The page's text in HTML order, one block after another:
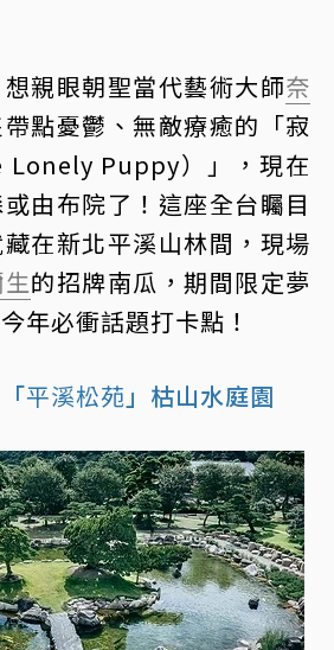
親眼朝聖當代藝術大師奈
點憂鬱、無敵療癒的「寂
Lonely Puppy）」，現在
由布院了！這座全台矚目
在新北平溪山林間，現場
的招牌南瓜，期間限定夢
年必衝話題打卡點！
平溪松苑 」枯山水庭園